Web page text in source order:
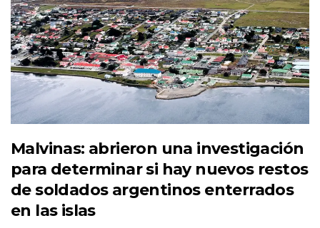
Malvinas: abrieron una investigación
para determinar si hay nuevos restos
de soldados argentinos enterrados
en las islas